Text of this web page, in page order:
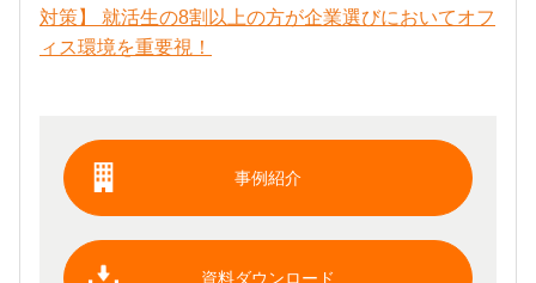
対策】 就活生の8割以上の方が企業選びにおいてオフ
ィス環境を重要視！
事例紹介
資料ダウンロード